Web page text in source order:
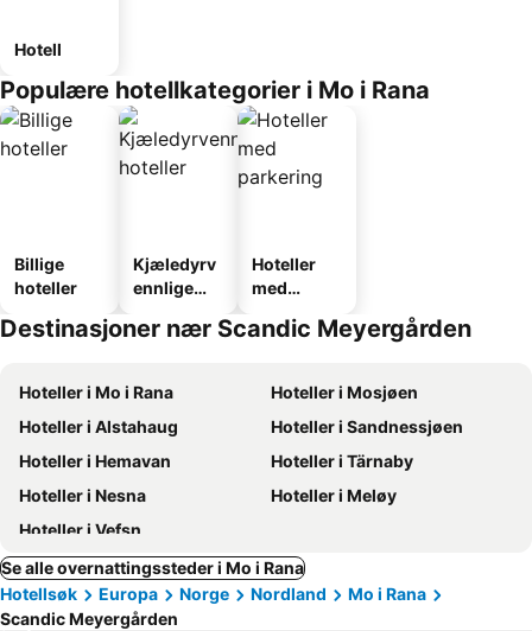
Hotell
Populære hotellkategorier i Mo i Rana
Billige
hoteller
Kjæledyrv
ennlige
Hoteller
med
Destinasjoner nær Scandic Meyergården
Hoteller i Mo i Rana
Hoteller i Mosjøen
Hoteller i Alstahaug
Hoteller i Sandnessjøen
Hoteller i Hemavan
Hoteller i Tärnaby
Hoteller i Nesna
Hoteller i Meløy
Hoteller i Vefsn
Se alle overnattingssteder i Mo i Rana
Hotellsøk
Europa Norge Nordland
Mo i Rana
Scandic Meyergården